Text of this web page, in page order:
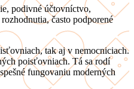
podivné účtovníctvo,
často podporené
tak aj v nemocniciach.
poisťovniach. Tá sa rodí
fungovaniu moderných